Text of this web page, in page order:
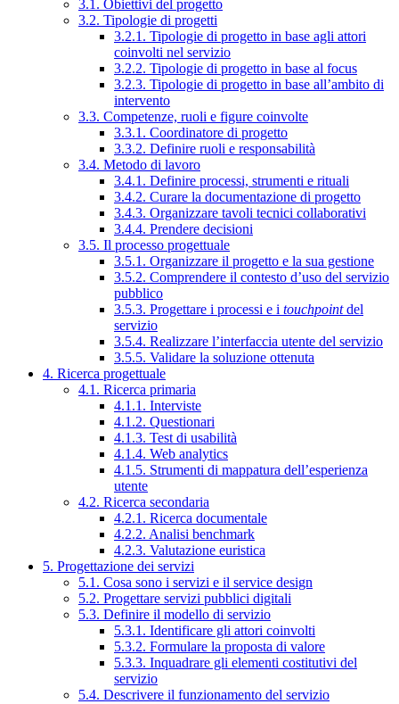
3.1. Obiettivi del progetto
3.2. Tipologie di progetti
3.2.1. Tipologie di progetto in base agli attori
coinvolti nel servizio
3.2.2. Tipologie di progetto in base al focus
3.2.3. Tipologie di progetto in base all’ambito di
intervento
3.3. Competenze, ruoli e figure coinvolte
3.3.1. Coordinatore di progetto
3.3.2. Definire ruoli e responsabilità
3.4. Metodo di lavoro
3.4.1. Definire processi, strumenti e rituali
3.4.2. Curare la documentazione di progetto
3.4.3. Organizzare tavoli tecnici collaborativi
3.4.4. Prendere decisioni
3.5. Il processo progettuale
3.5.1. Organizzare il progetto e la sua gestione
3.5.2. Comprendere il contesto d’uso del servizio
pubblico
3.5.3. Progettare i processi e i touchpointdel
servizio
3.5.4. Realizzare l’interfaccia utente del servizio
3.5.5. Validare la soluzione ottenuta
4. Ricerca progettuale
4.1. Ricerca primaria
4.1.1. Interviste
4.1.2. Questionari
4.1.3. Test di usabilità
4.1.4. Web analytics
4.1.5. Strumenti di mappatura dell’esperienza
utente
4.2. Ricerca secondaria
4.2.1. Ricerca documentale
4.2.2. Analisi benchmark
4.2.3. Valutazione euristica
5. Progettazione dei servizi
5.1. Cosa sono i servizi e il service design
5.2. Progettare servizi pubblici digitali
5.3. Definire il modello di servizio
5.3.1. Identificare gli attori coinvolti
5.3.2. Formulare la proposta di valore
5.3.3. Inquadrare gli elementi costitutivi del
servizio
5.4. Descrivere il funzionamento del servizio